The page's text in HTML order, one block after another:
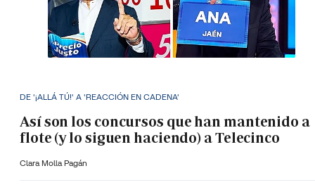
DE '¡ALLÁ TÚ!' A 'REACCIÓN EN CADENA'
Así son los concursos que han mantenido a
flote (y lo siguen haciendo) a Telecinco
Clara Molla Pagán